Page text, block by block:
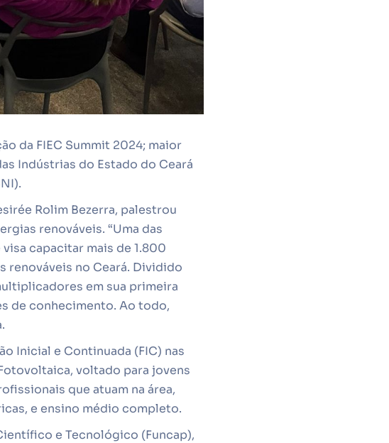
da FIEC Summit 2024; maior
Indústrias do Estado do Ceará
Rolim Bezerra, palestrou
renováveis. “Uma das
capacitar mais de 1.800
renováveis no Ceará. Dividido
em sua primeira
de conhecimento. Ao todo,
Inicial e Continuada (FIC) nas
voltado para jovens
que atuam na área,
e ensino médio completo.
e Tecnológico (Funcap),